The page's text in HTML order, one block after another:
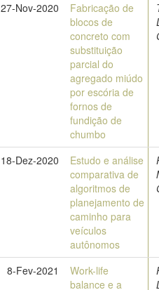
27-Nov-2020
Fabricação de
blocos de
concreto com
substituição
parcial do
agregado miúdo
por escória de
fornos de
fundição de
chumbo
18-Dez-2020
Estudo e análise
comparativa de
algoritmos de
planejamento de
caminho para
veículos
autônomos
8-Fev-2021
Work-life
balance e a